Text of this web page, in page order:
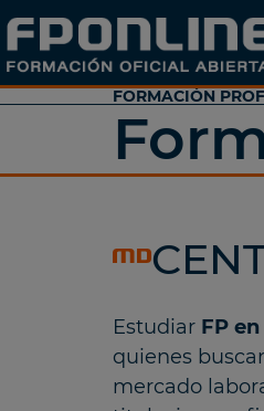
FORMACIÓN
Estudiar FP
quienes
mercado